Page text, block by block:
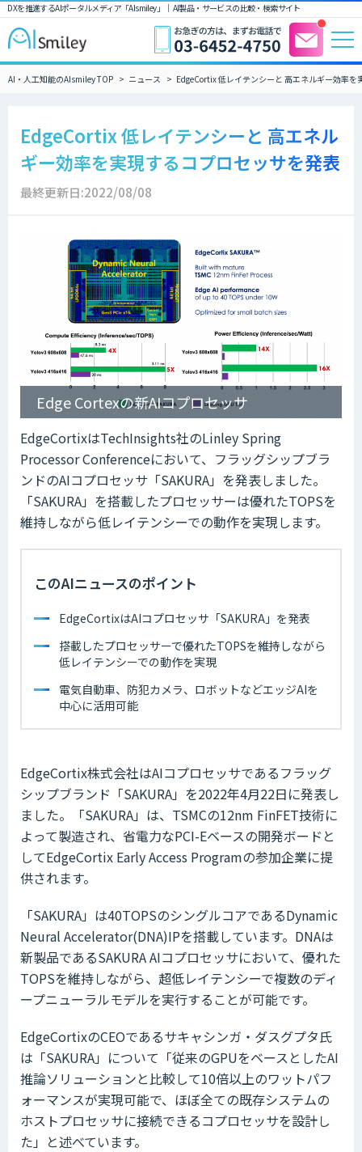
DXを推進するAIポータルメディア「AIsmiley」｜ AI製品・サービスの比較・検索サイト
AI・人工知能のAIsmiley TOP ニュース EdgeCortix 低レイテンシーと 高エネルギー効率を
EdgeCortix 低レイテンシーと 高エネル
ギー効率を実現するコプロセッサを発表
最終更新日:2022/08/08
Edge Cortexの新AIコプロセッサ
EdgeCortixはTechInsights社のLinley Spring
Processor Conferenceにおいて、フラッグシップブラ
ンドのAIコプロセッサ「SAKURA」を発表しました。
「SAKURA」を搭載したプロセッサーは優れたTOPSを
維持しながら低レイテンシーでの動作を実現します。
このAIニュースのポイント
EdgeCortixはAIコプロセッサ「SAKURA」を発表
搭載したプロセッサーで優れたTOPSを維持しながら
低レイテンシーでの動作を実現
電気自動車、防犯カメラ、ロボットなどエッジAIを
中心に活用可能
EdgeCortix株式会社はAIコプロセッサであるフラッグ
シップブランド「SAKURA」を2022年4月22日に発表し
ました。「SAKURA」は、TSMCの12nm FinFET技術に
よって製造され、省電力なPCI-Eベースの開発ボードと
してEdgeCortix Early Access Programの参加企業に提
供されます。
「SAKURA」は40TOPSのシングルコアであるDynamic
Neural Accelerator(DNA)IPを搭載しています。DNAは
新製品であるSAKURA AIコプロセッサにおいて、優れた
TOPSを維持しながら、超低レイテンシーで複数のディ
ープニューラルモデルを実行することが可能です。
EdgeCortixのCEOであるサキャシンガ・ダスグプタ氏
は「SAKURA」について「従来のGPUをベースとしたAI
推論ソリューションと比較して10倍以上のワットパフ
ォーマンスが実現可能で、ほぼ全ての既存システムの
ホストプロセッサに接続できるコプロセッサを設計し
た」と述べています。